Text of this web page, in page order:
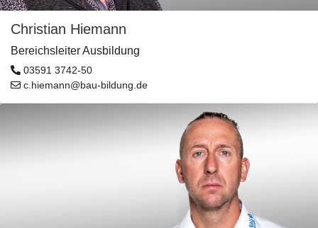
Christian Hiemann
Bereichsleiter Ausbildung
03591 3742-50
c.hiemann@bau-bildung.de